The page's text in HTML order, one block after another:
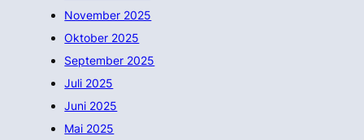
November 2025
Oktober 2025
September 2025
Juli 2025
Juni 2025
Mai 2025